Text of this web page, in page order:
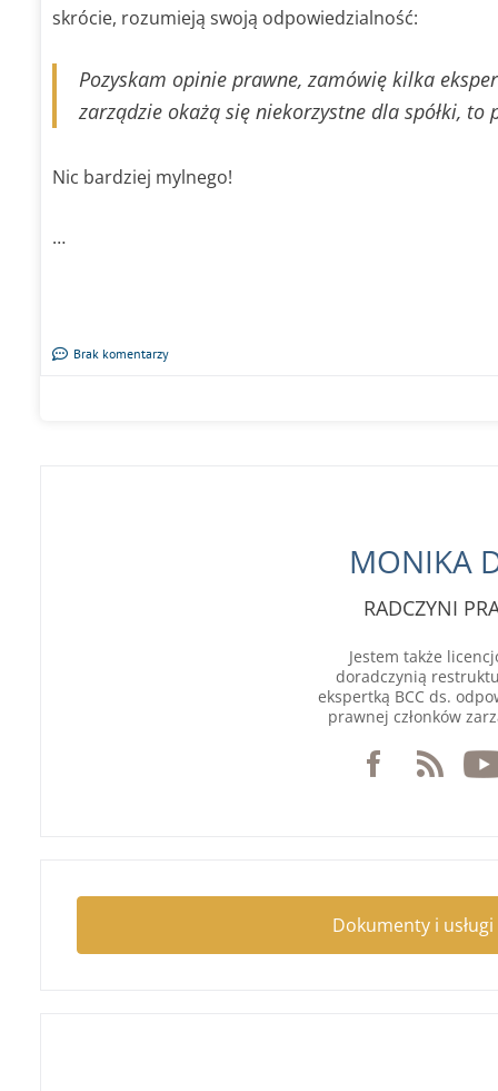
skrócie, rozumieją swoją odpowiedzialność:
Pozyskam opinie prawne, zamówię kilka
zarządzie okażą się niekorzystne dla spółki, to
Nic bardziej mylnego!
…
Brak komentarzy
MONIKA
RADCZYNI
Jestem także
doradczynią
ekspertką BCC ds.
prawnej członków
Dokumenty i